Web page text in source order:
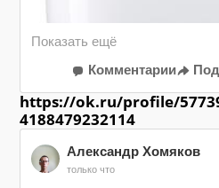
Комментарии
https://ok.ru/profile/
4188479232114
Александр Хомяков
только что